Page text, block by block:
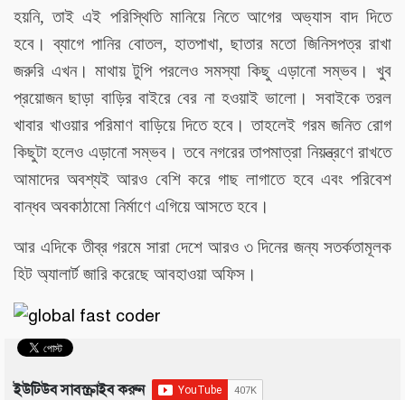
হয়নি, তাই এই পরিস্থিতি মানিয়ে নিতে আগের অভ্যাস বাদ দিতে
হবে। ব্যাগে পানির বোতল, হাতপাখা, ছাতার মতো জিনিসপত্র রাখা
জরুরি এখন। মাথায় টুপি পরলেও সমস্যা কিছু এড়ানো সম্ভব। খুব
প্রয়োজন ছাড়া বাড়ির বাইরে বের না হওয়াই ভালো। সবাইকে তরল
খাবার খাওয়ার পরিমাণ বাড়িয়ে দিতে হবে। তাহলেই গরম জনিত রোগ
কিছুটা হলেও এড়ানো সম্ভব। তবে নগরের তাপমাত্রা নিয়ন্ত্রণে রাখতে
আমাদের অবশ্যই আরও বেশি করে গাছ লাগাতে হবে এবং পরিবেশ
বান্ধব অবকাঠামো নির্মাণে এগিয়ে আসতে হবে।
আর এদিকে তীব্র গরমে সারা দেশে আরও ৩ দিনের জন্য সতর্কতামূলক
হিট অ্যালার্ট জারি করেছে আবহাওয়া অফিস।
ইউটিউব সাবস্ক্রাইব করুন